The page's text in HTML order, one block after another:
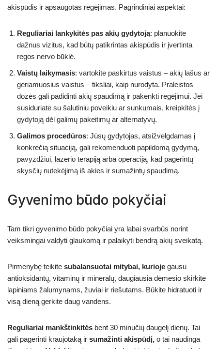
akispūdis ir apsaugotas regėjimas. Pagrindiniai aspektai:
Reguliariai lankykitės pas akių gydytoją: planuokite
dažnus vizitus, kad būtų patikrintas akispūdis ir įvertinta
regos nervo būklė.
Vaistų laikymasis: vartokite paskirtus vaistus – akių lašus ar
geriamuosius vaistus – tiksliai, kaip nurodyta. Praleistos
dozės gali padidinti akių spaudimą ir pakenkti regėjimui. Jei
susiduriate su šalutiniu poveikiu ar sunkumais, kreipkitės į
gydytoją dėl galimų pakeitimų ar alternatyvų.
Galimos procedūros: Jūsų gydytojas, atsižvelgdamas į
konkrečią situaciją, gali rekomenduoti papildomą gydymą,
pavyzdžiui, lazerio terapiją arba operaciją, kad pagerintų
skysčių nutekėjimą iš akies ir sumažintų spaudimą.
Gyvenimo būdo pokyčiai
Tam tikri gyvenimo būdo pokyčiai yra labai svarbūs norint
veiksmingai valdyti glaukomą ir palaikyti bendrą akių sveikatą.
Pirmenybę teikite subalansuotai mitybai, kurioje gausu
antioksidantų, vitaminų ir mineralų, daugiausia dėmesio skirkite
lapiniams žalumynams, žuviai ir riešutams. Būkite hidratuoti ir
visą dieną gerkite daug vandens.
Reguliariai mankštinkitės bent 30 minučių daugelį dienų. Tai
gali pagerinti kraujotaką ir sumažinti akispūdį, o tai naudinga